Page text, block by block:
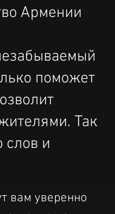
Армении
поможет
Так
слов и
вам уверенно